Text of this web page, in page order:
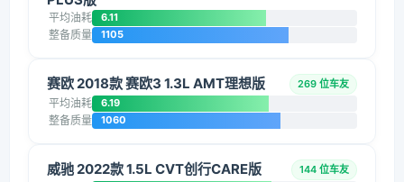
平均油耗 6.11
整备质量 1105
赛欧 2018款 赛欧3 1.3L AMT理想版 269 位车友
平均油耗 6.19
整备质量 1060
威驰 2022款 1.5L CVT创行CARE版 144 位车友